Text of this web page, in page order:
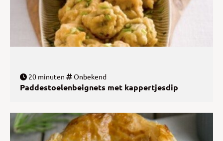
20 minuten Onbekend
Paddestoelenbeignets met kappertjesdip